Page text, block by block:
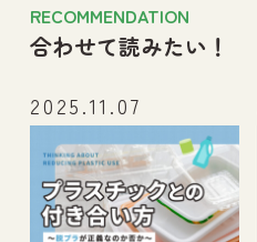
RECOMMENDATION
合わせて読みたい！
2025.11.07